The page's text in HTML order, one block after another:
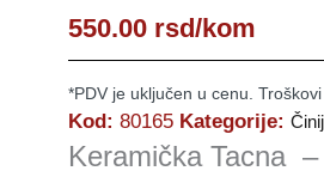
550.00 rsd/kom
*PDV je uključen u cenu.
Kod: 80165 Kategorije:
Keramička Tacna